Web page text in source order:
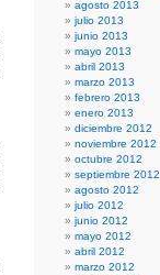
agosto 2013
julio 2013
junio 2013
mayo 2013
abril 2013
marzo 2013
febrero 2013
enero 2013
diciembre 2012
noviembre 2012
octubre 2012
septiembre 2012
agosto 2012
julio 2012
junio 2012
mayo 2012
abril 2012
marzo 2012